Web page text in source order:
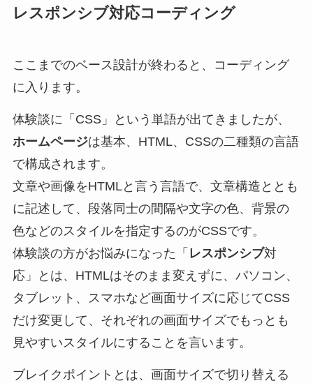
レスポンシブ対応コーディング
ここまでのベース設計が終わると、コーディング
に入ります。
体験談に「CSS」という単語が出てきましたが、
ホームページは基本、HTML、CSSの二種類の言語
で構成されます。
文章や画像をHTMLと言う言語で、文章構造ととも
に記述して、段落同士の間隔や文字の色、背景の
色などのスタイルを指定するのがCSSです。
体験談の方がお悩みになった「 レスポンシブ対
応」とは、HTMLはそのまま変えずに、パソコン、
タブレット、スマホなど画面サイズに応じてCSS
だけ変更して、それぞれの画面サイズでもっとも
見やすいスタイルにすることを言います。
ブレイクポイントとは、画面サイズで切り替える